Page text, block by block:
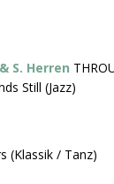
S. Herren
Still (Jazz)
(Klassik / Tanz)